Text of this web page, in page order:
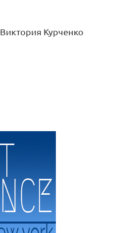
Виктория Курченко